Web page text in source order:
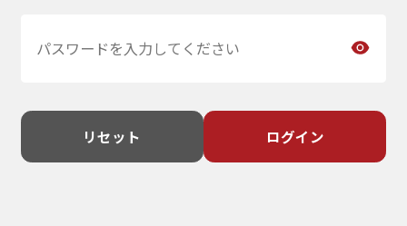
リセット ログイン